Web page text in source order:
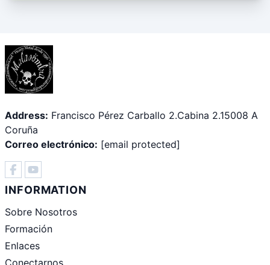
Address: Francisco Pérez Carballo 2.Cabina 2.15008 A
Coruña
Correo electrónico: [email protected]
INFORMATION
Sobre Nosotros
Formación
Enlaces
Conectarnos